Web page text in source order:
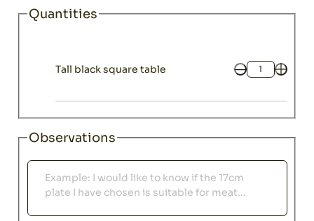
Quantities
Tall black square table Quantity
Observations
Observations